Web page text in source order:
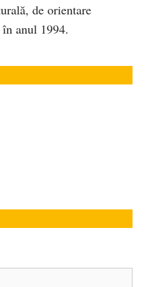
de orientare
anul 1994.